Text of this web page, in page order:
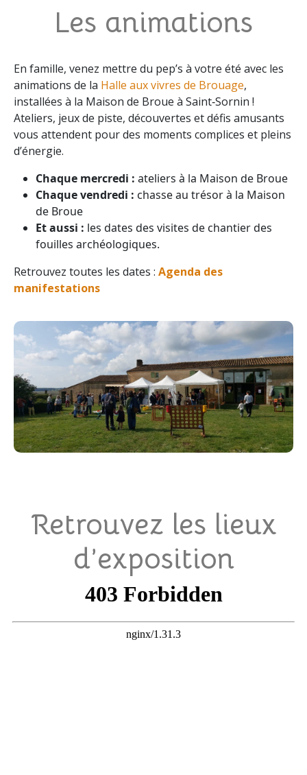
Les animations
En famille, venez mettre du pep’s à votre été avec les
animations de la Halle aux vivres de Brouage,
installées à la Maison de Broue à Saint‑Sornin !
Ateliers, jeux de piste, découvertes et défis amusants
vous attendent pour des moments complices et pleins
d’énergie.
Chaque mercredi : ateliers à la Maison de Broue
Chaque vendredi : chasse au trésor à la Maison
de Broue
Et aussi : les dates des visites de chantier des
fouilles archéologiques.
Retrouvez toutes les dates : Agenda des
manifestations
Retrouvez les lieux
d’exposition